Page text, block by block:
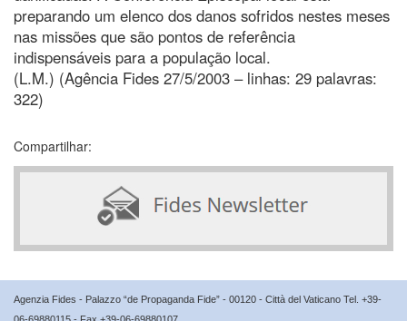
preparando um elenco dos danos sofridos nestes meses
nas missões que são pontos de referência
indispensáveis para a população local.
(L.M.) (Agência Fides 27/5/2003 – linhas: 29 palavras:
322)
Compartilhar:
Agenzia Fides - Palazzo “de Propaganda Fide” - 00120 - Città del Vaticano Tel. +39-